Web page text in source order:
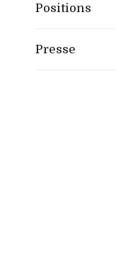
Positions
Presse